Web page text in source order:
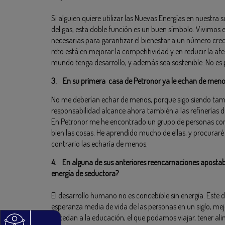
Si alguien quiere utilizar las Nuevas Energías en
del gas, esta doble función es un buen símbolo.
necesarias para garantizar el bienestar a un número
reto está en mejorar la competitividad y en reducir la
mundo tenga desarrollo, y además sea sostenible. No
3. En su primera casa de Petronor ya le echan de
No me deberían echar de menos, porque sigo siendo
responsabilidad alcance ahora también a las refinerías
En Petronor me he encontrado un grupo de personas
bien las cosas. He aprendido mucho de ellas, y
contrario las echaría de menos.
4. En alguna de sus anteriores reencarnaciones
energía de seductora?
El desarrollo humano no es concebible sin energía.
esperanza media de vida de las personas en un siglo,
accedan a la educación, el que podamos viajar, tener